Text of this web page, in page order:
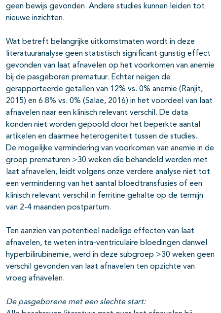
geen bewijs gevonden. Andere studies kunnen leiden tot
nieuwe inzichten.
Wat betreft belangrijke uitkomstmaten wordt in deze
literatuuranalyse geen statistisch significant gunstig effect
gevonden van laat afnavelen op het voorkomen van anemie
bij de pasgeboren prematuur. Echter neigen de
gerapporteerde getallen van 12% vs. 0% anemie (Ranjit,
2015) en 6.8% vs. 0% (Salae, 2016) in het voordeel van laat
afnavelen naar een klinisch relevant verschil. De data
konden niet worden gepoold door het beperkte aantal
artikelen en daarmee heterogeniteit tussen de studies.
De mogelijke vermindering van voorkomen van anemie in de
groep prematuren >30 weken die behandeld werden met
laat afnavelen, leidt volgens onze verdere analyse niet tot
een vermindering van het aantal bloedtransfusies of een
klinisch relevant verschil in ferritine gehalte op de termijn
van 2-4 maanden postpartum.
Ten aanzien van potentieel nadelige effecten van laat
afnavelen, te weten intra-ventriculaire bloedingen danwel
hyperbilirubinemie, werd in deze subgroep >30 weken geen
verschil gevonden van laat afnavelen ten opzichte van
vroeg afnavelen.
De pasgeborene met een slechte start: